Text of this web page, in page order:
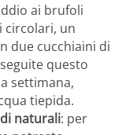
ai brufoli
circolari, un
due cucchiaini di
questo
settimana,
tiepida.
naturali: per